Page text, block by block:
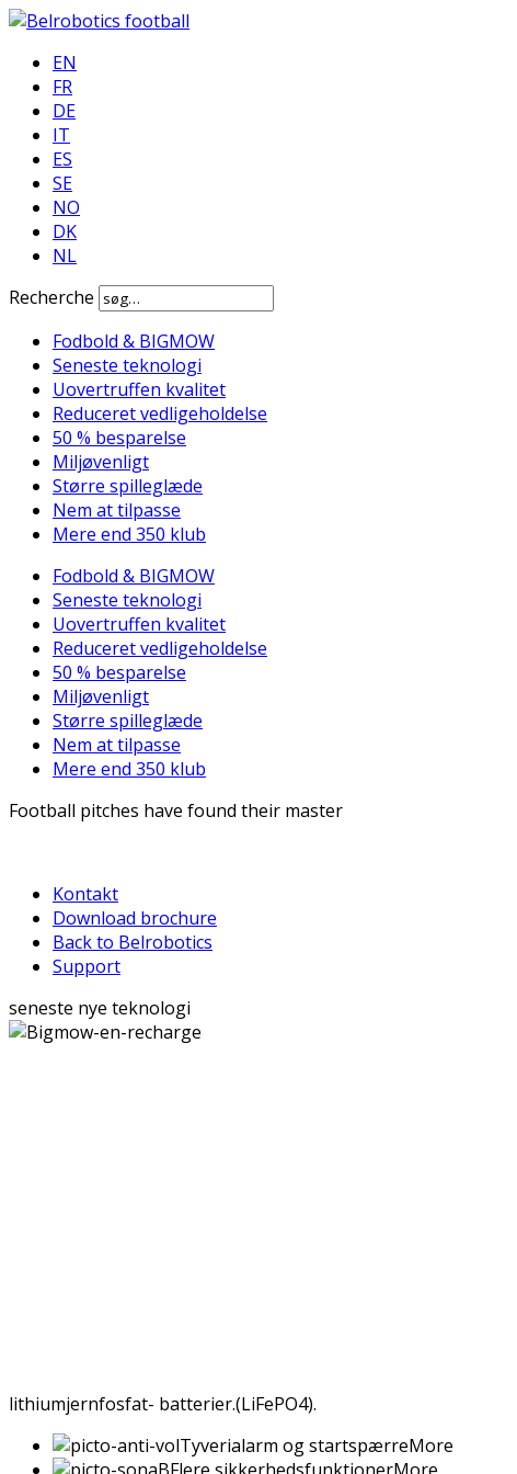
EN
FR
DE
IT
ES
SE
NO
DK
NL
Recherche
Fodbold & BIGMOW
Seneste teknologi
Uovertruffen kvalitet
Reduceret vedligeholdelse
50 % besparelse
Miljøvenligt
Større spilleglæde
Nem at tilpasse
Mere end 350 klub
Fodbold & BIGMOW
Seneste teknologi
Uovertruffen kvalitet
Reduceret vedligeholdelse
50 % besparelse
Miljøvenligt
Større spilleglæde
Nem at tilpasse
Mere end 350 klub
Football pitches have found their master
Kontakt
Download brochure
Back to Belrobotics
Support
seneste nye teknologi
lithiumjernfosfat- batterier.(LiFePO4).
Tyverialarm og startspærreMore